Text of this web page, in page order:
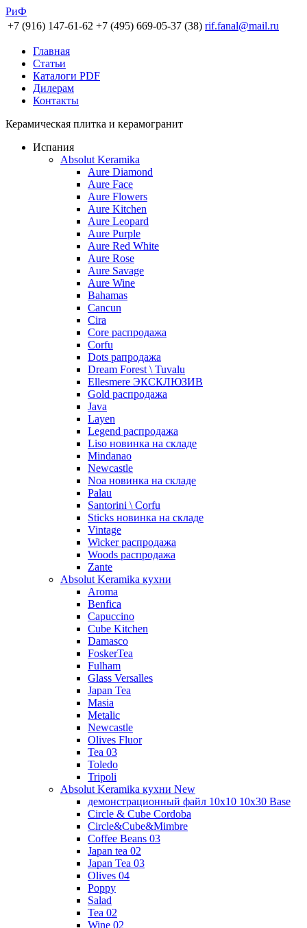
РиФ
+7 (916) 147-61-62 +7 (495) 669-05-37 (38) rif.fanal@mail.ru
Главная
Статьи
Каталоги PDF
Дилерам
Контакты
Керамическая плитка и керамогранит
Испания
Absolut Keramika
Aure Diamond
Aure Face
Aure Flowers
Aure Kitchen
Aure Leopard
Aure Purple
Aure Red White
Aure Rose
Aure Savage
Aure Wine
Bahamas
Cancun
Cira
Core распродажа
Corfu
Dots рапродажа
Dream Forest \ Tuvalu
Ellesmere ЭКСКЛЮЗИВ
Gold распродажа
Java
Layen
Legend распродажа
Liso новинка на складе
Mindanao
Newcastle
Noa новинка на складе
Palau
Santorini \ Corfu
Sticks новинка на складе
Vintage
Wicker распродажа
Woods распродажа
Zante
Absolut Keramika кухни
Aroma
Benfica
Capuccino
Cube Kitchen
Damasco
FoskerTea
Fulham
Glass Versalles
Japan Tea
Masia
Metalic
Newcastle
Olives Fluor
Tea 03
Toledo
Tripoli
Absolut Keramika кухни New
демонстрационный файл 10x10 10x30 Base
Circle & Cube Cordoba
Circle&Cube&Mimbre
Coffee Beans 03
Japan tea 02
Japan Tea 03
Olives 04
Poppy
Salad
Tea 02
Wine 02